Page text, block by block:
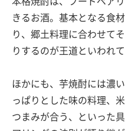
きるお酒。基本となる食
り、郷土料理に合わせて
りするのが王道といわれて
ほかにも、芋焼酎には濃
っぱりとした味の料理、
つまみが合う、といった